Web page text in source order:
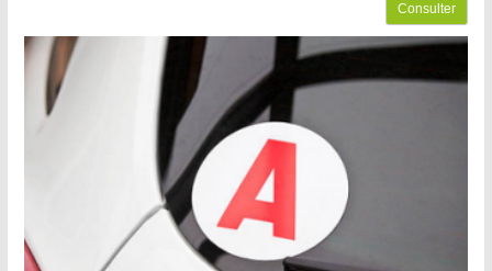
Consulter